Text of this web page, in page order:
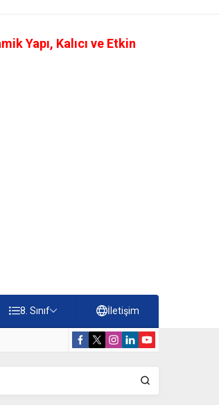
Yapı, Kalıcı ve Etkin
8. Sınıf İletişim